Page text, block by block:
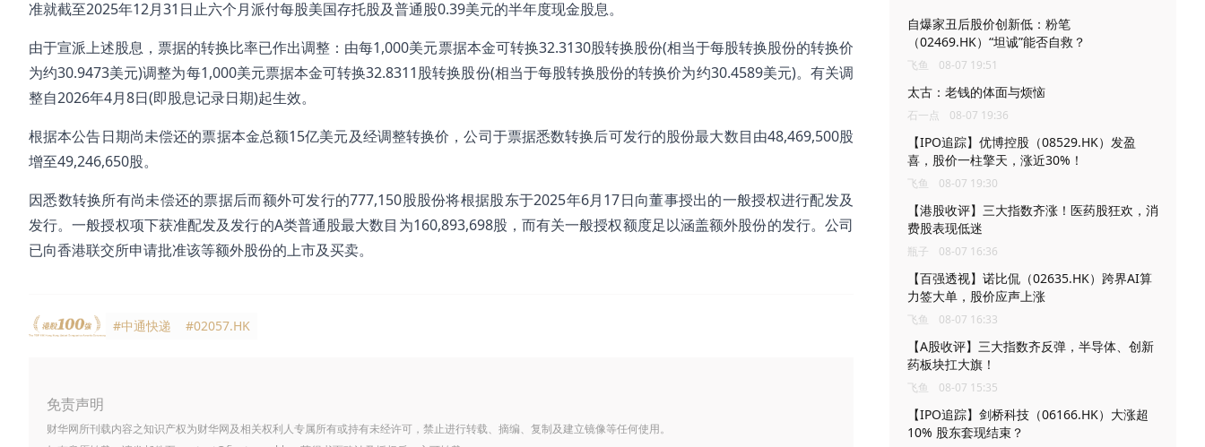
准就截至2025年12月31日止六个月派付每股美国存托股及普通股0.39美元的半年度现金股息。
由于宣派上述股息，票据的转换比率已作出调整：由每1,000美元票据本金可转换32.3130股转换股份(相当于每股转换股份的转换价
为约30.9473美元)调整为每1,000美元票据本金可转换32.8311股转换股份(相当于每股转换股份的转换价为约30.4589美元)。有关调
整自2026年4月8日(即股息记录日期)起生效。
根据本公告日期尚未偿还的票据本金总额15亿美元及经调整转换价，公司于票据悉数转换后可发行的股份最大数目由48,469,500股
增至49,246,650股。
因悉数转换所有尚未偿还的票据后而额外可发行的777,150股股份将根据股东于2025年6月17日向董事授出的一般授权进行配发及
发行。一般授权项下获准配发及发行的A类普通股最大数目为160,893,698股，而有关一般授权额度足以涵盖额外股份的发行。公司
已向香港联交所申请批准该等额外股份的上市及买卖。
#中通快递 #02057.HK
免责声明
财华网所刊载内容之知识产权为财华网及相关权利人专属所有或持有未经许可，禁止进行转载、摘编、复制及建立镜像等任何使用。
自爆家丑后股价创新低：粉笔
（02469.HK）“坦诚”能否自救？
飞鱼 08-07 19:51
太古：老钱的体面与烦恼
石一点 08-07 19:36
【IPO追踪】优博控股（08529.HK）发盈
喜，股价一柱擎天，涨近30%！
飞鱼 08-07 19:30
【港股收评】三大指数齐涨！医药股狂欢，消
费股表现低迷
瓶子 08-07 16:36
【百强透视】诺比侃（02635.HK）跨界AI算
力签大单，股价应声上涨
飞鱼 08-07 16:33
【A股收评】三大指数齐反弹，半导体、创新
药板块扛大旗！
飞鱼 08-07 15:35
【IPO追踪】剑桥科技（06166.HK）大涨超
10% 股东套现结束？